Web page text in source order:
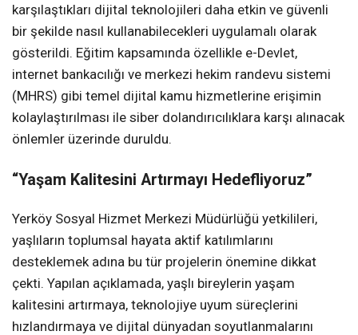
karşılaştıkları dijital teknolojileri daha etkin ve güvenli
bir şekilde nasıl kullanabilecekleri uygulamalı olarak
gösterildi. Eğitim kapsamında özellikle e-Devlet,
internet bankacılığı ve merkezi hekim randevu sistemi
(MHRS) gibi temel dijital kamu hizmetlerine erişimin
kolaylaştırılması ile siber dolandırıcılıklara karşı alınacak
önlemler üzerinde duruldu.
“Yaşam Kalitesini Artırmayı Hedefliyoruz”
Yerköy Sosyal Hizmet Merkezi Müdürlüğü yetkilileri,
yaşlıların toplumsal hayata aktif katılımlarını
desteklemek adına bu tür projelerin önemine dikkat
çekti. Yapılan açıklamada, yaşlı bireylerin yaşam
kalitesini artırmaya, teknolojiye uyum süreçlerini
hızlandırmaya ve dijital dünyadan soyutlanmalarını